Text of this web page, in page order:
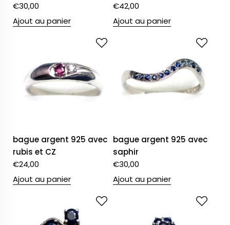
€30,00
Ajout au panier
€42,00
Ajout au panier
bague argent 925 avec
rubis et CZ
€24,00
Ajout au panier
bague argent 925 avec
saphir
€30,00
Ajout au panier